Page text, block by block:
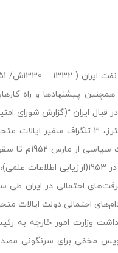
این کتاب حاوی اسناد و مدارک
پیشنهادها و راه
: “موضع ایالات متحده آمریکا در قبال ایران “(گزارش شورای
ملی به رئیس جمهور)، 2 یادداشت گفت و گو میان دبلیو.ای.هریمن، نخست وزیر مصدق و کلنل والترز، 3 تلگراف سفیر
آمریکا در لندن به وزیر امور خارجه، 4 “روابط آیت‌الله کاشانی و نخست وزیر مصدق”، 5 “روند
متحده آمریکا در قبال وضعیت کنونی ایران “(گزارش به شورای امنیت ملی)، 8 پیشرفت‌های احتمالی در
و گرایش‌های موثر بر امنیت ایالات متحده آمریکا در خاورمیانه در سال 1953م، 10 “اقدام‌های احتمالی دولت
از دولت جانشین مصدق”، 11 حزب کمونیستی توده، ایران را تهدید می‌کند، 13 یادداشت وزارت امور
مخفی برای سرنگونی